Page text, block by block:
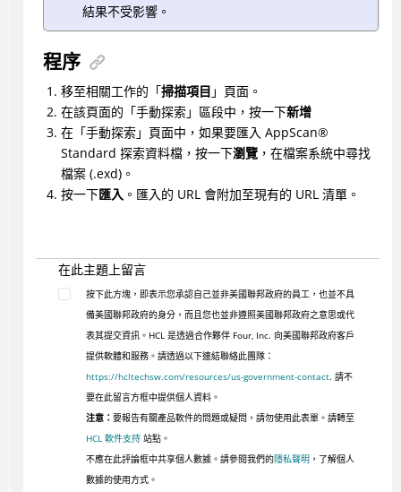
結果不受影響。
程序
移至相關工作的「掃描項目 」頁面。
在該頁面的「手動探索」區段中，按一下新增
在「手動探索」頁面中，如果要匯入 AppScan®
Standard 探索資料檔，按一下瀏覽，在檔案系統中尋找
檔案 (.exd)。
按一下匯入。匯入的 URL 會附加至現有的 URL 清單。
在此主題上留言
按下此方塊，即表示您承認自己並非美國聯邦政府的員工，也並不具
備美國聯邦政府的身分，而且您也並非遵照美國聯邦政府之意思或代
表其提交資訊。HCL 是透過合作夥伴 Four, Inc. 向美國聯邦政府客戶
提供軟體和服務。請透過以下連結聯絡此團隊：
https://hcltechsw.com/resources/us-government-contact. 請不
要在此留言方框中提供個人資料。
注意： 要報告有關產品軟件的問題或疑問，請勿使用此表單。請轉至
HCL 軟件支持站點。
不應在此評論框中共享個人數據。請參閱我們的隱私聲明 ，了解個人
數據的使用方式。